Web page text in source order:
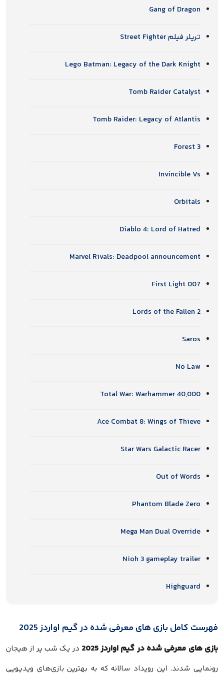
Gang of Dragon
تریلر فیلم Street Fighter
Lego Batman: Legacy of the Dark Knight
Tomb Raider Catalyst
Tomb Raider: Legacy of Atlantis
Forest 3
Invincible Vs
Orbitals
Diablo 4: Lord of Hatred
Marvel Rivals: Deadpool announcement
007 First Light
Lords of the Fallen 2
Saros
No Law
Total War: Warhammer 40,000
Ace Combat 8: Wings of Thieve
Star Wars Galactic Racer
Out of Words
Phantom Blade Zero
Mega Man Dual Override
Nioh 3 gameplay trailer
Highguard
فهرست کامل بازی های معرفی شده در گیم اواردز 2025
بازی های معرفی شده در گیم اواردز 2025
در یک شب پر از هیجان
رونمایی شدند. این رویداد سالانه که به بهترین بازی‌های ویدیویی